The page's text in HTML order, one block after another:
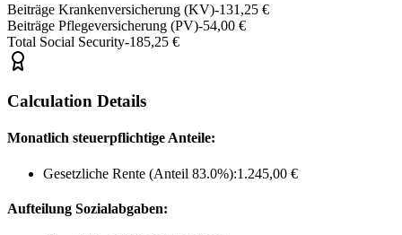
Beiträge Krankenversicherung (KV)-131,25 €
Beiträge Pflegeversicherung (PV)-54,00 €
Total Social Security-185,25 €
Calculation Details
Monatlich steuerpflichtige Anteile:
Gesetzliche Rente (Anteil 83.0%):1.245,00 €
Aufteilung Sozialabgaben: